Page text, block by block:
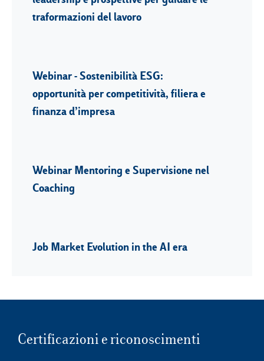
traformazioni del lavoro
Webinar - Sostenibilità ESG:
opportunità per competitività, filiera e
finanza d’impresa
Webinar Mentoring e Supervisione nel
Coaching
Job Market Evolution in the AI era
Certificazioni e riconoscimenti